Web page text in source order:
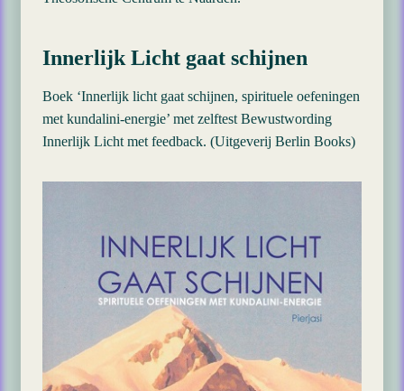
Innerlijk Licht gaat schijnen
Boek ‘Innerlijk licht gaat schijnen, spirituele oefeningen
met kundalini-energie’ met zelftest Bewustwording
Innerlijk Licht met feedback. (Uitgeverij Berlin Books)